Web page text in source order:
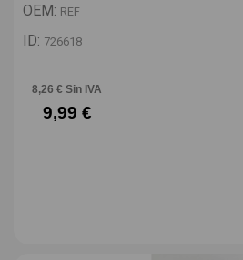
OEM: REF
ID: 726618
8,26 € Sin IVA
9,99 €